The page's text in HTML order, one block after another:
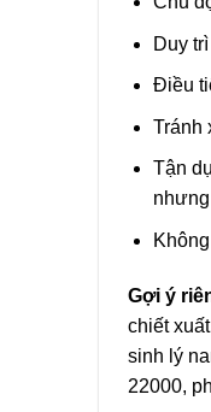
Duy
Điều
Tránh
Tận
Gợi ý
chiết
sinh lý
22000,